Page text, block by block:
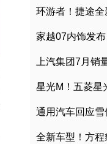
环游者！捷途
家越07内饰发布
上汽集团7月销
星光M！五菱星
通用汽车回应
全新车型！方